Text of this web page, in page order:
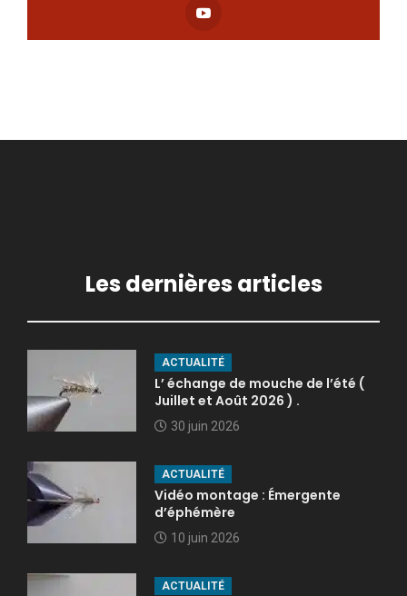
Les dernières articles
ACTUALITÉ
L’ échange de mouche de l’été (
Juillet et Août 2026 ) .
30 juin 2026
ACTUALITÉ
Vidéo montage : Émergente
d’éphémère
10 juin 2026
ACTUALITÉ